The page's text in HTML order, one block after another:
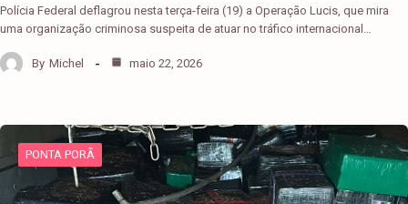
Polícia Federal deflagrou nesta terça-feira (19) a Operação Lucis, que mira
uma organização criminosa suspeita de atuar no tráfico internacional…
By Michel maio 22, 2026
PONTA PORÃ